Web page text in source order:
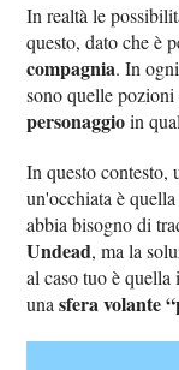
In realtà le
questo, dato che è
compagnia. In
sono quelle
personaggioin
In questo contesto,
un'occhiata è
abbia bisogno di
Undead, ma la
al caso tuo è
unasfera volante